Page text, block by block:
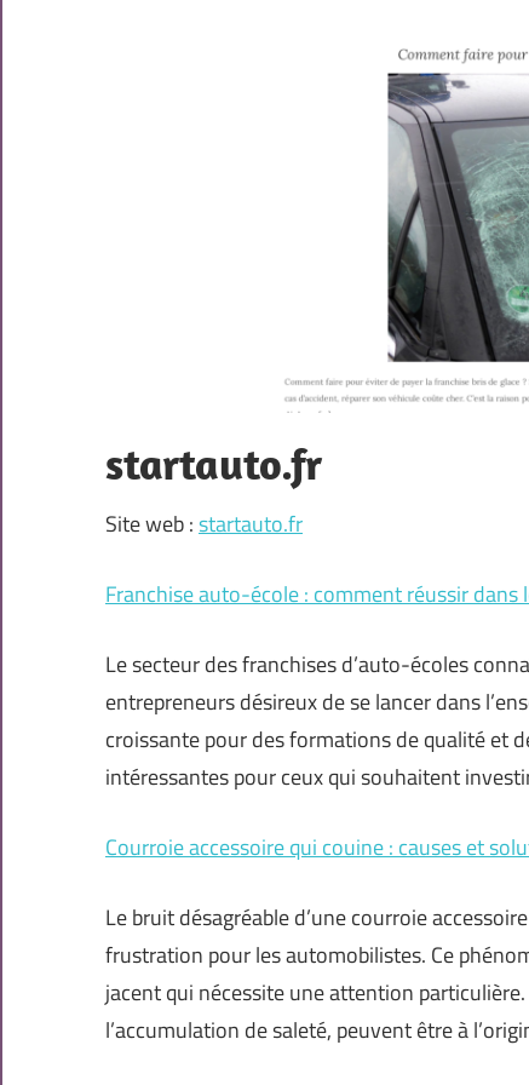
startauto.fr
Site web :startauto.fr
Franchise auto-école : comment réussir
Le secteur des franchises d’auto-écoles
entrepreneurs désireux de se lancer dans
croissante pour des formations de qualité et
intéressantes pour ceux qui souhaitent
Courroie accessoire qui couine : causes et
Le bruit désagréable d’une courroie
frustration pour les automobilistes. Ce
jacent qui nécessite une attention
l’accumulation de saleté, peuvent être à